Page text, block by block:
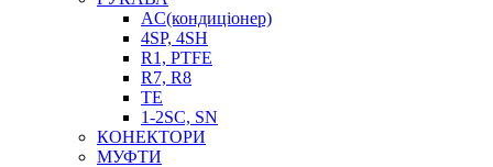
AC(кондиціонер)
4SP, 4SH
R1, PTFE
R7, R8
TE
1-2SC, SN
КОНЕКТОРИ
МУФТИ